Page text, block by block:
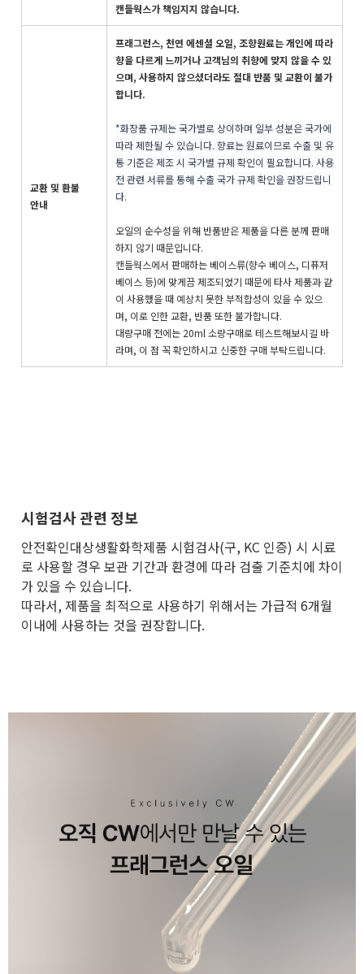
캔들웍스가 책임지지 않습니다.
교환 및 환불
안내
프래그런스, 천연 에센셜 오일, 조향원료는 개인에 따라
향을 다르게 느끼거나 고객님의 취향에 맞지 않을 수 있
으며, 사용하지 않으셨더라도 절대 반품 및 교환이 불가
합니다.
*화장품 규제는 국가별로 상이하며 일부 성분은 국가에
따라 제한될 수 있습니다. 향료는 원료이므로 수출 및 유
통 기준은 제조 시 국가별 규제 확인이 필요합니다. 사용
전 관련 서류를 통해 수출 국가 규제 확인을 권장드립니
다.
오일의 순수성을 위해 반품받은 제품을 다른 분께 판매
하지 않기 때문입니다.
캔들웍스에서 판매하는 베이스류(향수 베이스, 디퓨저
베이스 등)에 맞게끔 제조되었기 때문에 타사 제품과 같
이 사용했을 때 예상치 못한 부적합성이 있을 수 있으
며, 이로 인한 교환, 반품 또한 불가합니다.
대량구매 전에는 20ml 소량구매로 테스트해보시길 바
라며, 이 점 꼭 확인하시고 신중한 구매 부탁드립니다.
시험검사 관련 정보
안전확인대상생활화학제품 시험검사(구, KC 인증) 시 시료
로 사용할 경우 보관 기간과 환경에 따라 검출 기준치에 차이
가 있을 수 있습니다.
따라서, 제품을 최적으로 사용하기 위해서는 가급적 6개월
이내에 사용하는 것을 권장합니다.